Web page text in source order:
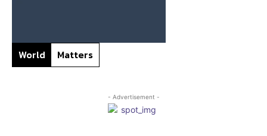
World Matters
- Advertisement -